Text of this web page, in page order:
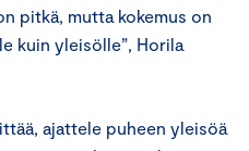
pitkä, mutta kokemus on
kuin yleisölle”, Horila
ajattele puheen yleisöä